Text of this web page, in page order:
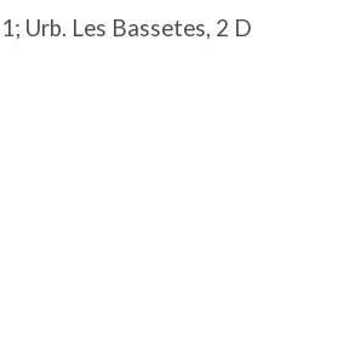
Urb. Les Bassetes, 2 D